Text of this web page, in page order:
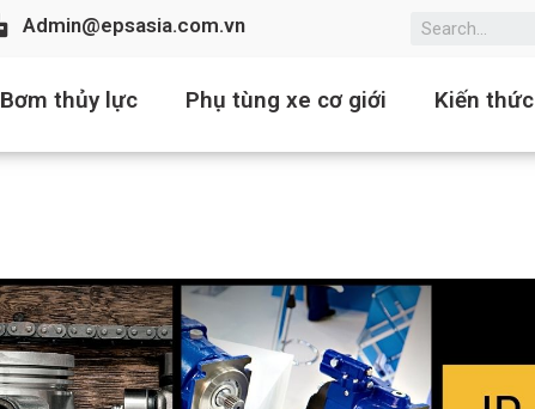
Admin@epsasia.com.vn
Bơm thủy lực Phụ tùng xe cơ giới Kiến thức